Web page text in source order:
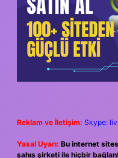
Reklam ve İletişim: Skype:
Yasal Uyarı: Bu internet
şahıs şirketi ile hiçbir